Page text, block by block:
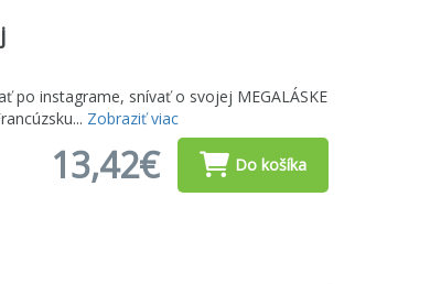
po instagrame, snívať o svojej MEGALÁSKE
Zobraziť viac
13,42€ Do košíka